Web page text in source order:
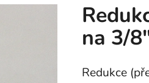
na 3/
Redukce